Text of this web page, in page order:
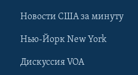
Новости США за минуту
Нью-Йорк New York
Дискуссия VOA